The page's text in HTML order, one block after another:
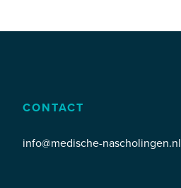
CONTACT
info@medische-nascholingen.nl